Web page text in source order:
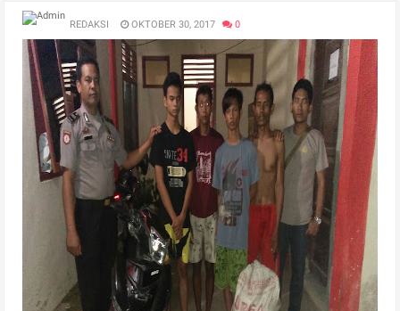
REDAKSI OKTOBER 30, 2017 0